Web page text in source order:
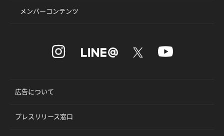
メンバーコンテンツ
広告について
プレスリリース窓口